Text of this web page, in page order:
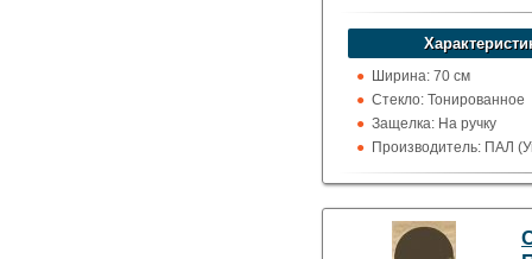
Какая цена Вас
устроит?
Указать цену
Ширина: 70 см
Стекло: Тонированное
Защелка: На ручку
Производитель: ПАЛ
Высота: 190 см